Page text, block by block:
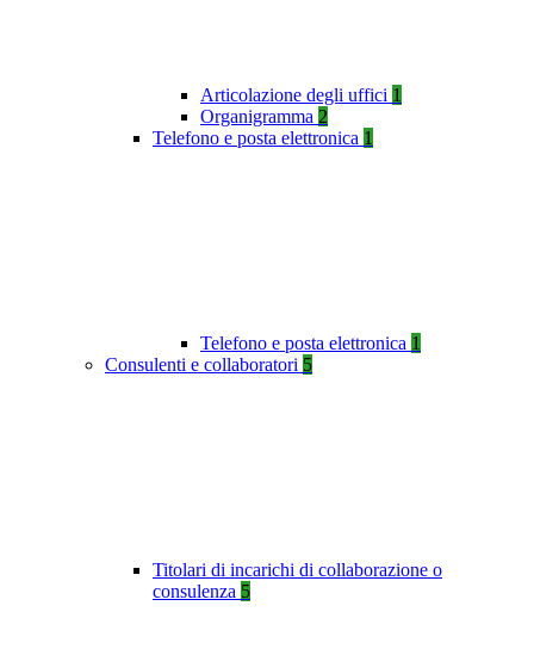
Articolazione degli uffici 1
Organigramma 2
Telefono e posta elettronica 1
Telefono e posta elettronica 1
Consulenti e collaboratori 5
Titolari di incarichi di collaborazione o
consulenza 5